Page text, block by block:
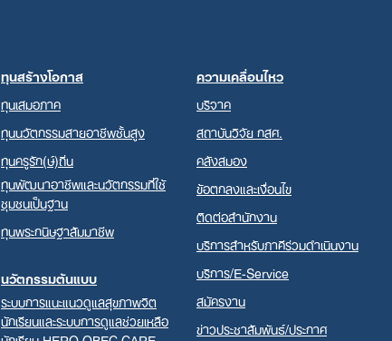
ทุนสร้างโอกาส
ทุนเสมอภาค
ทุนนวัตกรรมสายอาชีพชั้นสูง
ทุนครูรัก(ษ์)ถิ่น
ทุนพัฒนาอาชีพและนวัตกรรมที่ใช้
ชุมชนเป็นฐาน
ทุนพระกนิษฐาสัมมาชีพ
นวัตกรรมต้นแบบ
ระบบการแนะแนวดูแลสุขภาพจิต
นักเรียนและระบบการดูแลช่วยเหลือ
ความเคลื่อนไหว
บริจาค
สถาบันวิจัย กสศ.
คลังสมอง
ข้อตกลงและเงื่อนไข
ติดต่อสำนักงาน
บริการสำหรับภาคีร่วมดำเนินงาน
บริการ/E-Service
สมัครงาน
ข่าวประชาสัมพันธ์/ประกาศ